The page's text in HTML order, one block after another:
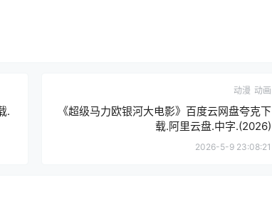
.
动漫 动画
《超级马力欧银河大电影》百度云网盘夸克下
载.阿里云盘.中字.(2026)
2026-5-9 23:08:21